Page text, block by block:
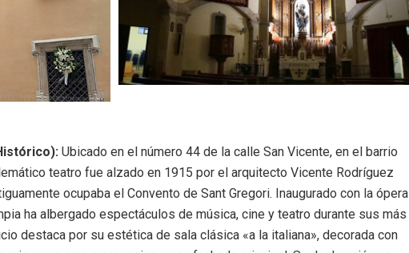
Ubicado en el número 44 de la calle San Vicente, en el barrio
teatro fue alzado en 1915 por el arquitecto Vicente Rodríguez
ocupaba el Convento de Sant Gregori. Inaugurado con la ópera
ha albergado espectáculos de música, cine y teatro durante sus más
destaca por su estética de sala clásica «a la italiana», decorada con